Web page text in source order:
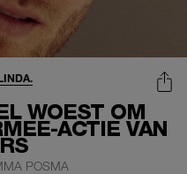
WOEST OM
ACTIE VAN
POSMA